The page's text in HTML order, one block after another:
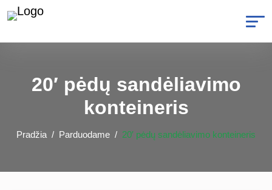
20′ pėdų sandėliavimo
konteineris
Pradžia Parduodame 20′ pėdų sandėliavimo konteineris